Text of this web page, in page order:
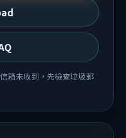
箱未收到，先檢查垃圾郵